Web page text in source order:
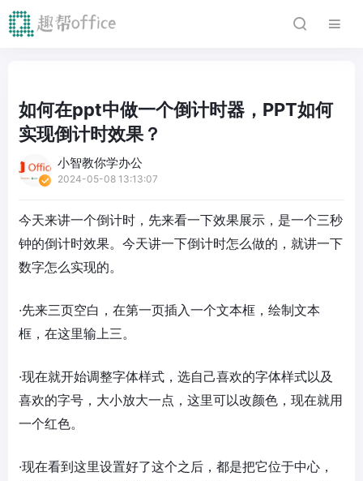
如何在ppt中做一个倒计时器，PPT如何
实现倒计时效果？
小智教你学办公
2024-05-08 13:13:07
今天来讲一个倒计时，先来看一下效果展示，是一个三秒
钟的倒计时效果。今天讲一下倒计时怎么做的，就讲一下
数字怎么实现的。
·先来三页空白，在第一页插入一个文本框，绘制文本
框，在这里输上三。
·现在就开始调整字体样式，选自己喜欢的字体样式以及
喜欢的字号，大小放大一点，这里可以改颜色，现在就用
一个红色。
·现在看到这里设置好了这个之后，都是把它位于中心，